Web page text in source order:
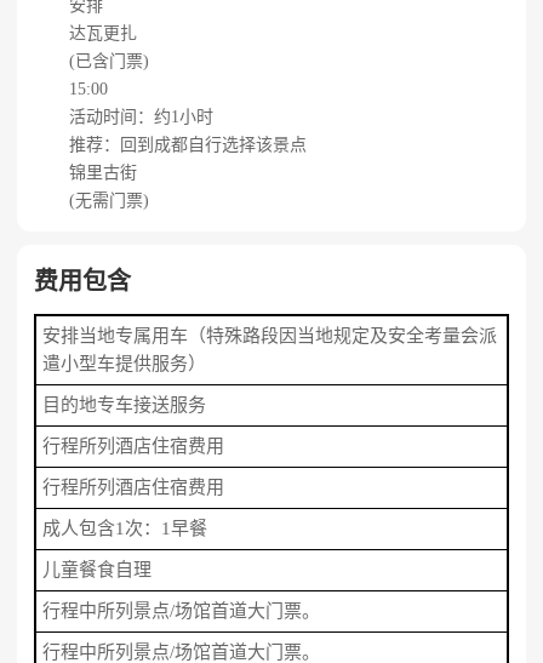
安排
达瓦更扎
(已含门票)
15:00
活动时间：约1小时
推荐：回到成都自行选择该景点
锦里古街
(无需门票)
费用包含
安排当地专属用车（特殊路段因当地规定及安全考量会派
遣小型车提供服务）
目的地专车接送服务
行程所列酒店住宿费用
行程所列酒店住宿费用
成人包含1次：1早餐
儿童餐食自理
行程中所列景点/场馆首道大门票。
行程中所列景点/场馆首道大门票。